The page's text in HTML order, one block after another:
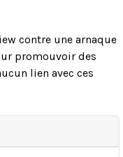
contre une arnaque
promouvoir des
lien avec ces